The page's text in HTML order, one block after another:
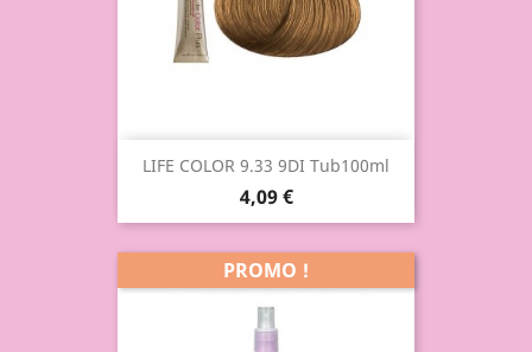
LIFE COLOR 9.33 9DI Tub100ml
4,09 €
PROMO !